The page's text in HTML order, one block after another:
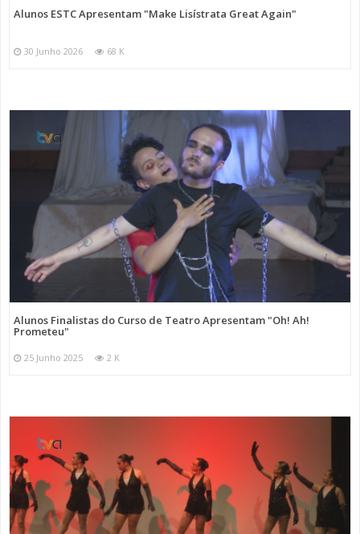
Alunos ESTC Apresentam "Make Lisístrata Great Again"
30 Junho 2026 68 K
Alunos Finalistas do Curso de Teatro Apresentam "Oh! Ah!
Prometeu"
25 Junho 2025 2 K